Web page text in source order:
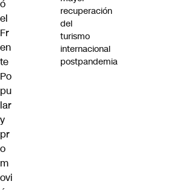
ó
el
Fr
en
te
Po
pu
lar
y
pr
o
m
ovi
recuperación
del
turismo
internacional
postpandemia